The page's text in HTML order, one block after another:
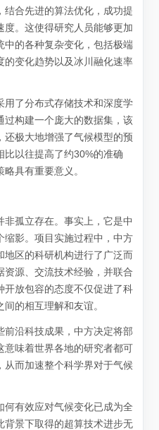
合先进的算法优化，成功提
度。这使得研究人员能够更加
中的各种复杂变化，包括极端
的变化趋势以及冰川融化速率
用了分布式存储技术和深度学
过构建一个庞大的数据集，该
还极大地增强了气候模型的预
比以往提高了约30%的准确
具有重要意义。
孤立存在。事实上，它是中
缩影。项目实施过程中，中方
地区的科研机构进行了广泛而
源、交流技术经验，并联合
开放包容的态度不仅促进了科
的相互理解和友谊。
前沿科技成果，中方决定将部
意味着世界各地的研究者都可
从而加速整个科学界对于气候
何有效应对气候变化已成为全
背景下取得的超算技术进步无